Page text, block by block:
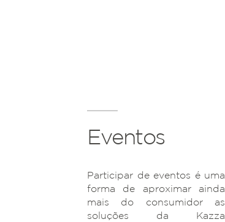
Eventos
Participar de eventos é uma
forma de aproximar ainda
mais do consumidor as
soluções da Kazza